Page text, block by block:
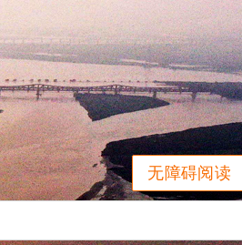
无障碍阅读